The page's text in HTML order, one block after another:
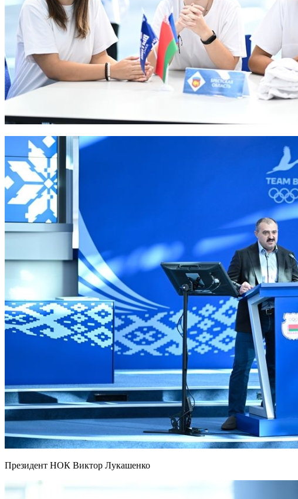
Президент НОК Виктор Лукашенко